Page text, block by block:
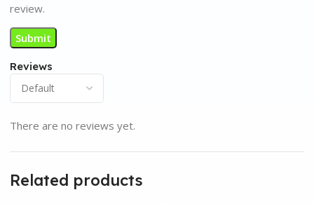
Reviews
There are no reviews yet.
review.
Related products